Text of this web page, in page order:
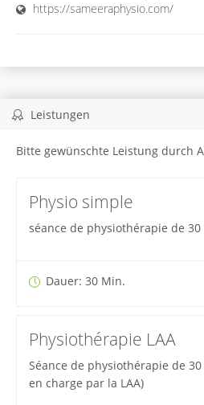
https://sameeraphysio.com/
Leistungen
Bitte gewünschte Leistung durch
Physio simple
séance de physiothérapie de
Dauer: 30 Min.
Physiothérapie LAA
Séance de physiothérapie de
en charge par la LAA)